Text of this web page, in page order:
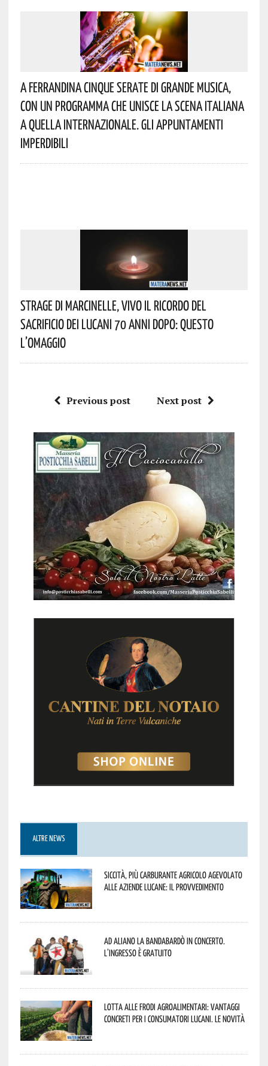
A Ferrandina Cinque Serate Di Grande Musica,
Con Un Programma Che Unisce La Scena Italiana
A Quella Internazionale. Gli Appuntamenti
Imperdibili
Strage Di Marcinelle, Vivo Il Ricordo Del
Sacrificio Dei Lucani 70 Anni Dopo: Questo
L’omaggio
Previous post Next post
ALTRE NEWS
Siccità, più carburante agricolo agevolato
alle aziende lucane: il provvedimento
Ad Aliano la Bandabardò in concerto.
L’ingresso è gratuito
Lotta alle frodi agroalimentari: vantaggi
concreti per i consumatori lucani. Le novità